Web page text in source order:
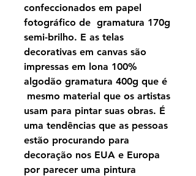
confeccionados em papel
fotográfico de gramatura 170g
semi-brilho. E as telas
decorativas em canvas são
impressas em lona 100%
algodão gramatura 400g que é
mesmo material que os artistas
usam para pintar suas obras. É
uma tendências que as pessoas
estão procurando para
decoração nos EUA e Europa
por parecer uma pintura